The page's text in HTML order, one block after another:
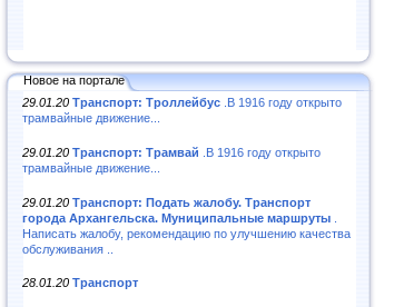
Новое на портале
29.01.20 Транспорт: Троллейбус .В 1916 году открыто
трамвайные движение...
29.01.20 Транспорт: Трамвай .В 1916 году открыто
трамвайные движение...
29.01.20 Транспорт: Подать жалобу. Транспорт
города Архангельска. Муниципальные маршруты
Написать жалобу, рекомендацию по улучшению качества
обслуживания ..
28.01.20 Транспорт